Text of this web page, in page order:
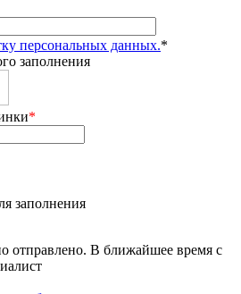
персональных данных.*
заполнения
*
заполнения
отправлено. В ближайшее время с